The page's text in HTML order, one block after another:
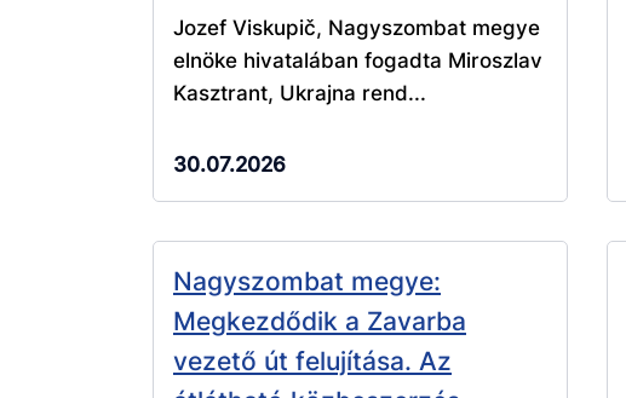
Jozef Viskupič, Nagyszombat megye
elnöke hivatalában fogadta Miroszlav
Kasztrant, Ukrajna rend...
30.07.2026
Nagyszombat megye:
Megkezdődik a Zavarba
vezető út felujítása. Az